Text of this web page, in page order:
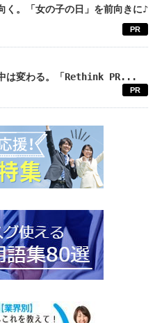
く。「女の子の日」を前向きに♪
PR
は変わる。「Rethink PR...
PR